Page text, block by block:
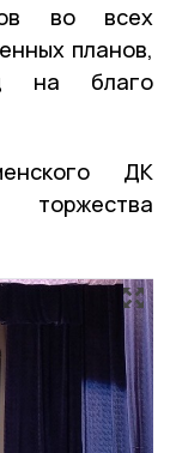
во всех
планов,
на благо
ДК